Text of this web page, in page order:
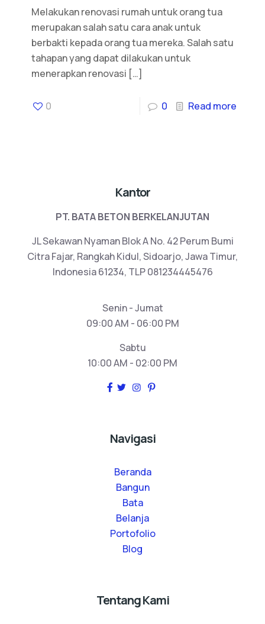
Melakukan renovasi rumah untuk orang tua
merupakan salah satu cara anak untuk
berbakti kepada orang tua mereka. Salah satu
tahapan yang dapat dilakukan untuk
menerapkan renovasi […]
0 0 Read more
Kantor
PT. BATA BETON BERKELANJUTAN
JL Sekawan Nyaman Blok A No. 42 Perum Bumi
Citra Fajar, Rangkah Kidul, Sidoarjo, Jawa Timur,
Indonesia 61234, TLP 081234445476
Senin - Jumat
09:00 AM - 06:00 PM
Sabtu
10:00 AM - 02:00 PM
Navigasi
Beranda
Bangun
Bata
Belanja
Portofolio
Blog
Tentang Kami